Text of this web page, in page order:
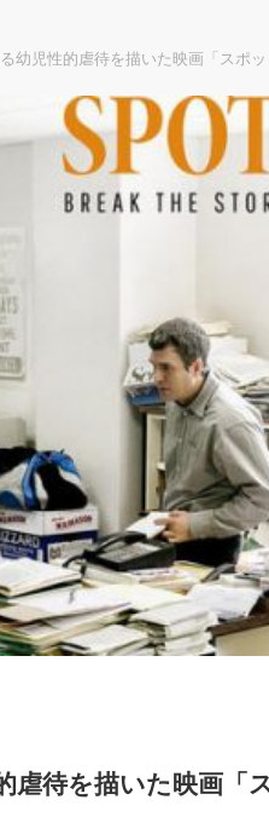
幼児性的虐待を描いた映画「スポ
虐待を描いた映画